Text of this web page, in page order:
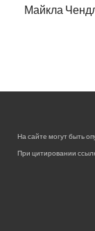
Майкла
На сайте могут быть
При цитировании